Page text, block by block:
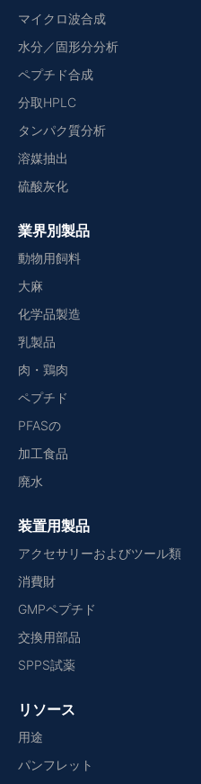
マイクロ波合成
水分／固形分分析
ペプチド合成
分取HPLC
タンパク質分析
溶媒抽出
硫酸灰化
業界別製品
動物用飼料
大麻
化学品製造
乳製品
肉・鶏肉
ペプチド
PFASの
加工食品
廃水
装置用製品
アクセサリーおよびツール類
消費財
GMPペプチド
交換用部品
SPPS試薬
リソース
用途
パンフレット